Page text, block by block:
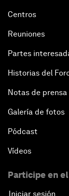
Centros
Reuniones
Partes
Historias del
Notas de prensa
Galería de fotos
Pódcast
Vídeos
Participe en
Iniciar sesión